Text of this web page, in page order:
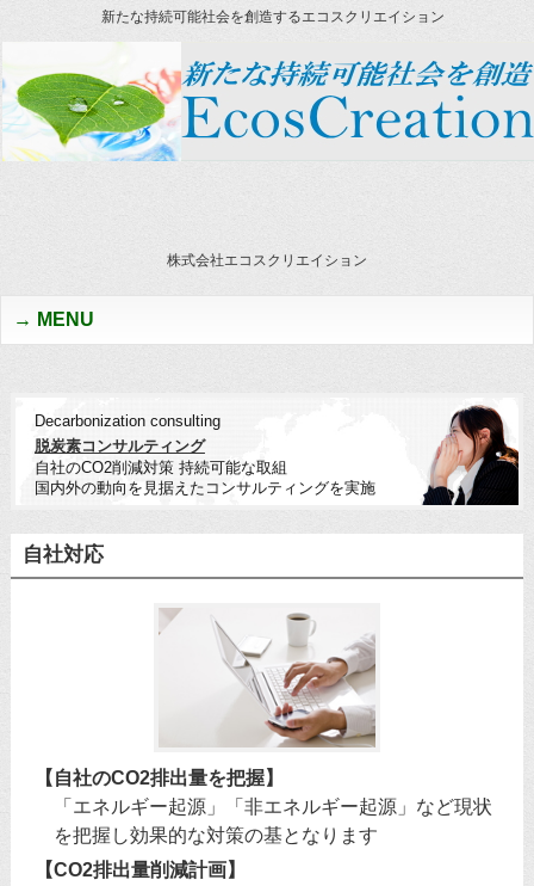
新たな持続可能社会を創造するエコスクリエイション
株式会社エコスクリエイション
MENU
Decarbonization consulting
脱炭素コンサルティング
自社のCO2削減対策 持続可能な取組
国内外の動向を見据えたコンサルティングを実施
自社対応
【自社のCO2排出量を把握】
「エネルギー起源」「非エネルギー起源」など現状
を把握し効果的な対策の基となります
【CO2排出量削減計画】